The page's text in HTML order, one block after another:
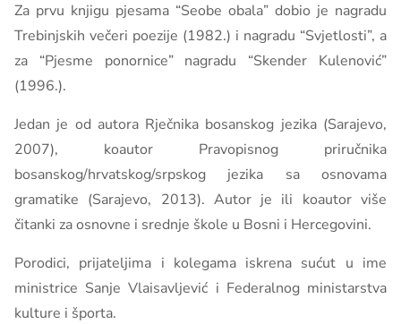
Za prvu knjigu pjesama “Seobe obala” dobio je nagradu
Trebinjskih večeri poezije (1982.) i nagradu “Svjetlosti”, a
za “Pjesme ponornice” nagradu “Skender Kulenović”
(1996.).
Jedan je od autora Rječnika bosanskog jezika (Sarajevo,
2007), koautor Pravopisnog priručnika
bosanskog/hrvatskog/srpskog jezika sa osnovama
gramatike (Sarajevo, 2013). Autor je ili koautor više
čitanki za osnovne i srednje škole u Bosni i Hercegovini.
Porodici, prijateljima i kolegama iskrena sućut u ime
ministrice Sanje Vlaisavljević i Federalnog ministarstva
kulture i športa.